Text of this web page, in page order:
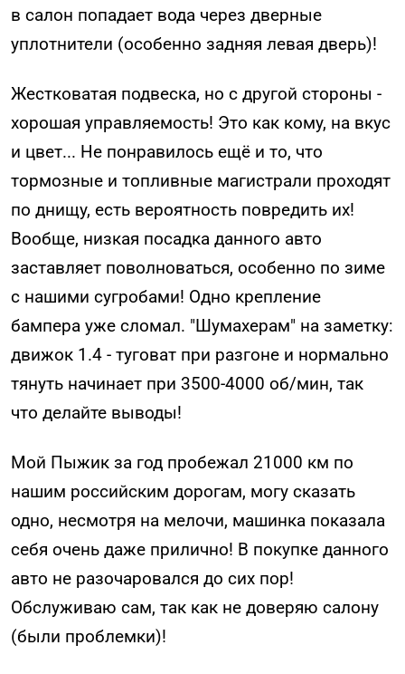
в салон попадает вода через дверные
уплотнители (особенно задняя левая дверь)!
Жестковатая подвеска, но с другой стороны -
хорошая управляемость! Это как кому, на вкус
и цвет... Не понравилось ещё и то, что
тормозные и топливные магистрали проходят
по днищу, есть вероятность повредить их!
Вообще, низкая посадка данного авто
заставляет поволноваться, особенно по зиме
с нашими сугробами! Одно крепление
бампера уже сломал. "Шумахерам" на заметку:
движок 1.4 - туговат при разгоне и нормально
тянуть начинает при 3500-4000 об/мин, так
что делайте выводы!
Мой Пыжик за год пробежал 21000 км по
нашим российским дорогам, могу сказать
одно, несмотря на мелочи, машинка показала
себя очень даже прилично! В покупке данного
авто не разочаровался до сих пор!
Обслуживаю сам, так как не доверяю салону
(были проблемки)!